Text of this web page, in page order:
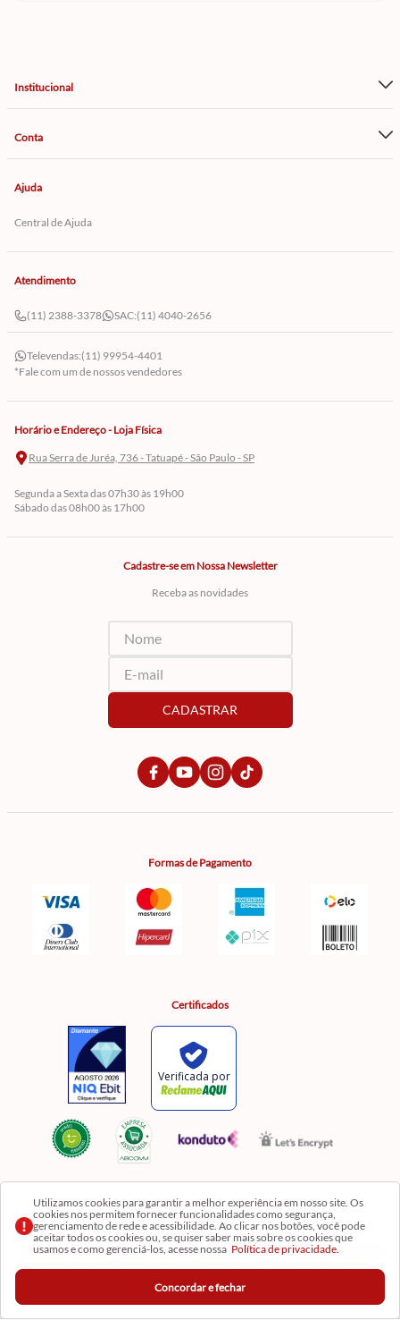
Utilizamos cookies para garantir a melhor experiência em nosso site. Os
cookies nos permitem fornecer funcionalidades como segurança,
gerenciamento de rede e acessibilidade. Ao clicar nos botões, você pode
aceitar todos os cookies ou, se quiser saber mais sobre os cookies que
usamos e como gerenciá-los, acesse nossa Política de privacidade.
Concordar e fechar
Institucional
Conta
Ajuda
Central de Ajuda
Atendimento
(11) 2388-3378 SAC:(11) 4040-2656
Televendas:(11) 99954-4401
*Fale com um de nossos vendedores
Horário e Endereço - Loja Física
Rua Serra de Juréa, 736 - Tatuapé - São Paulo - SP
Segunda a Sexta das 07h30 às 19h00
Sábado das 08h00 às 17h00
Cadastre-se em Nossa Newsletter
Receba as novidades
CADASTRAR
Formas de Pagamento
Certificados
Razão Social: Comercial Luzia Meire de Gêneros Alimentícios LTDA | CNPJ:
08.991.182/0001-11
Os preços, produtos e quantidades da Loja Virtual não se aplicam aos da Loja Física. Na Loja